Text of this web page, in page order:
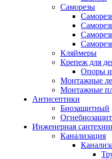
Саморезы
Кляймеры
Крепеж для
Опоры и
Монтажные
Монтажные
Антисептики
Биозащитный
Инженерная
Канализация